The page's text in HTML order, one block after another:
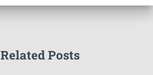
Related Posts